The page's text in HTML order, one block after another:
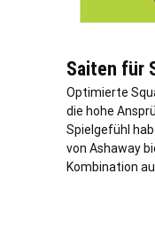
Saiten für
Optimierte
die hohe
Spielgefühl
von Ashaway
Kombination